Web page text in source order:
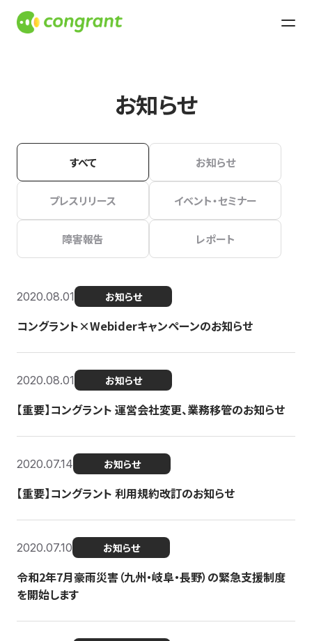
お知らせ
すべて お知らせ
プレスリリース イベント・セミナー
障害報告 レポート
2020.08.01 お知らせ
コングラント×Webiderキャンペーンのお知らせ
2020.08.01 お知らせ
【重要】コングラント 運営会社変更、業務移管のお知らせ
2020.07.14 お知らせ
【重要】コングラント 利用規約改訂のお知らせ
2020.07.10 お知らせ
令和2年7月豪雨災害（九州・岐阜・長野）の緊急支援制度
を開始します